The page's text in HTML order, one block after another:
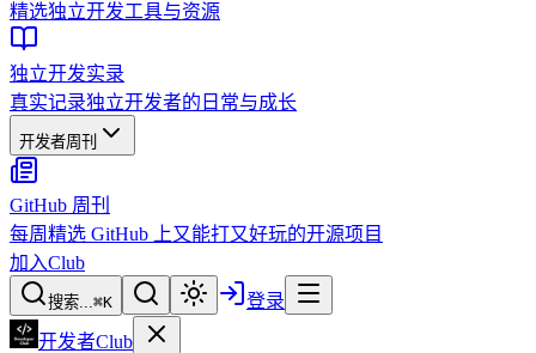
精选独立开发工具与资源
独立开发实录
真实记录独立开发者的日常与成长
开发者周刊
GitHub 周刊
每周精选 GitHub 上又能打又好玩的开源项目
加入Club
搜索...⌘K
登录
开发者Club